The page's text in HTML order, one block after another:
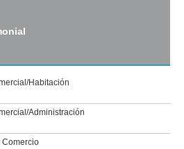
(PI 6)
Habitación
Administración
Comercio